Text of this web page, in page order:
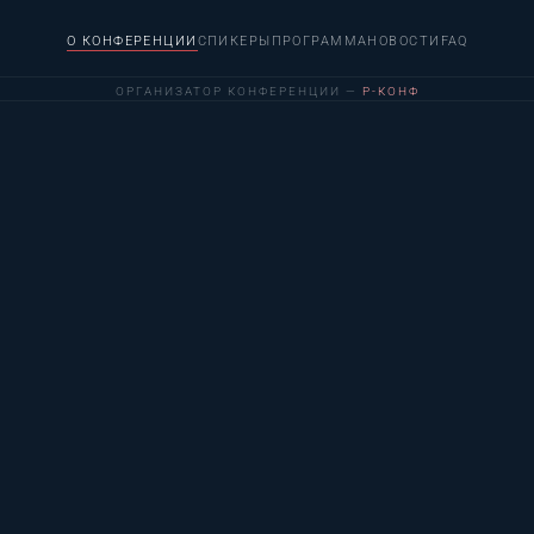
О КОНФЕРЕНЦИИ СПИКЕРЫ ПРОГРАММА НОВОСТИ FAQ
ОРГАНИЗАТОР КОНФЕРЕНЦИИ — Р-КОНФ